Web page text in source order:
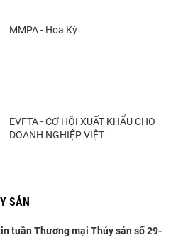
MMPA - Hoa Kỳ
EVFTA - CƠ HỘI XUẤT KHẨU CHO
DOANH NGHIỆP VIỆT
SẢN
tuần Thương mại Thủy sản số 29-